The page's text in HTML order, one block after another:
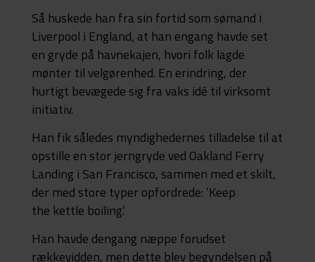
Så huskede han fra sin fortid som sømand i
Liverpool i England, at han engang havde set
en gryde på havnekajen, hvori folk lagde
mønter til velgørenhed. En erindring, der
hurtigt bevægede sig fra vaks idé til virksomt
initiativ.
Han fik således myndighedernes tilladelse til at
opstille en stor jerngryde ved Oakland Ferry
Landing i San Francisco, sammen med et skilt,
der med store typer opfordrede: ’Keep
the kettle boiling.’
Han havde dengang næppe forudset
rækkevidden, men dette blev begyndelsen på